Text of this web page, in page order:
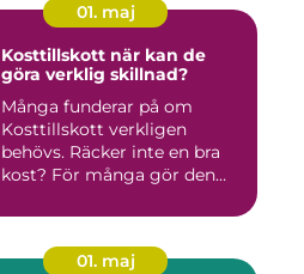
01. maj
Kosttillskott när kan de
göra verklig skillnad?
Många funderar på om
Kosttillskott verkligen
behövs. Räcker inte en bra
kost? För många gör den
01. maj